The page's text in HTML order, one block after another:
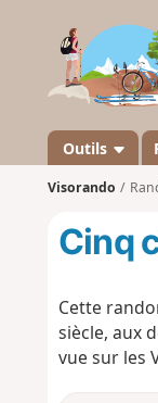
Outils
Visorando
Cinq
Cette
siècle, aux
vue sur les